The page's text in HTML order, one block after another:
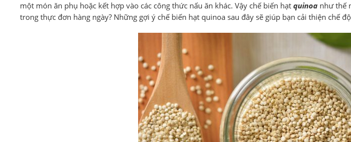
một món ăn phụ hoặc kết hợp vào các công thức nấu ăn khác. Vậy chế biến hạt quinoa như thế
trong thực đơn hàng ngày? Những gợi ý chế biến hạt quinoa sau đây sẽ giúp bạn cải thiện chế